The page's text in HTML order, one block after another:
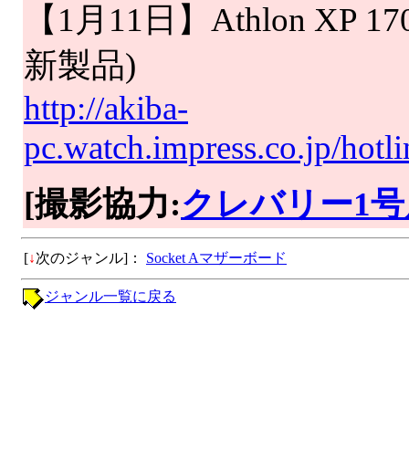
【1月11日】Athlon XP
新製品)
http://akiba-
pc.watch.impress.co.jp/
[撮影協力:クレバリー1
[↓次のジャンル]： Socket Aマザーボード
ジャンル一覧に戻る